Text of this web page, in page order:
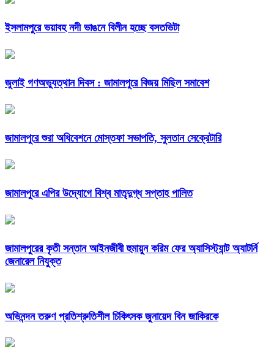
ইসলামপুরে ভয়াবহ নদী ভাঙনে বিলীন হচ্ছে বসতভিটা
জুলাই গণঅভ্যুত্থান দিবস : জামালপুরে বিজয় মিছিল সমাবেশ
জামালপুরে শুরা অধিবেশনে মোস্তফা সভাপতি, সুলতান সেক্রেটারি
জামালপুরে এপির উদ্যোগে বিশ্ব মাতৃদুগ্ধ সপ্তাহ পালিত
জামালপুরের কৃতী সন্তান আইনজীবী হুমায়ুন করিম ফের অ্যাসিস্ট্যান্ট অ্যাটর্নি
জেনারেল নিযুক্ত
অভিনন্দন তরুণ প্রতিশ্রুতিশীল চিকিৎসক জুনায়েদ বিন জাকিরকে